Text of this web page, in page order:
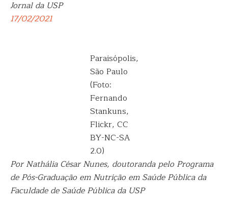
Jornal da USP
17/02/2021
Paraisópolis,
São Paulo
(Foto:
Fernando
Stankuns,
Flickr, CC
BY-NC-SA
2.0)
Por Nathália César Nunes, doutoranda pelo Programa
de Pós-Graduação em Nutrição em Saúde Pública da
Faculdade de Saúde Pública da USP